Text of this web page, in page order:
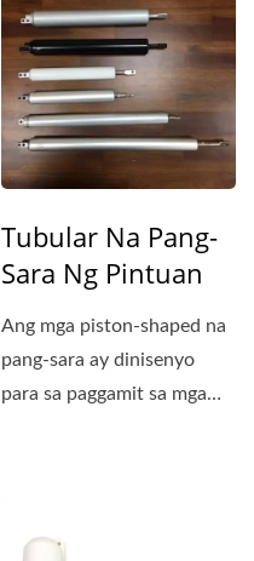
Tubular Na Pang-
Sara Ng Pintuan
Ang mga piston-shaped na
pang-sara ay dinisenyo
para sa paggamit sa mga